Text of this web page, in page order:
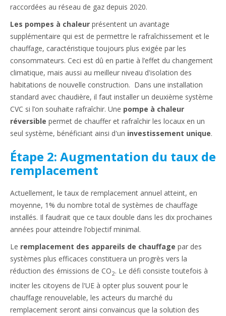
raccordées au réseau de gaz depuis 2020.
Les pompes à chaleur présentent un avantage
supplémentaire qui est de permettre le rafraîchissement et le
chauffage, caractéristique toujours plus exigée par les
consommateurs. Ceci est dû en partie à l’effet du changement
climatique, mais aussi au meilleur niveau d'isolation des
habitations de nouvelle construction. Dans une installation
standard avec chaudière, il faut installer un deuxième système
CVC si l’on souhaite rafraîchir. Une pompe à chaleur
réversible permet de chauffer et rafraîchir les locaux en un
seul système, bénéficiant ainsi d'un investissement unique.
Étape 2: Augmentation du taux de
remplacement
Actuellement, le taux de remplacement annuel atteint, en
moyenne, 1% du nombre total de systèmes de chauffage
installés. Il faudrait que ce taux double dans les dix prochaines
années pour atteindre l’objectif minimal.
Le remplacement des appareils de chauffage par des
systèmes plus efficaces constituera un progrès vers la
réduction des émissions de CO2. Le défi consiste toutefois à
inciter les citoyens de l'UE à opter plus souvent pour le
chauffage renouvelable, les acteurs du marché du
remplacement seront ainsi convaincus que la solution des